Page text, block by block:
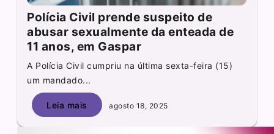
Polícia Civil prende suspeito de
abusar sexualmente da enteada de
11 anos, em Gaspar
A Polícia Civil cumpriu na última sexta-feira (15)
um mandado...
Leia mais agosto 18, 2025